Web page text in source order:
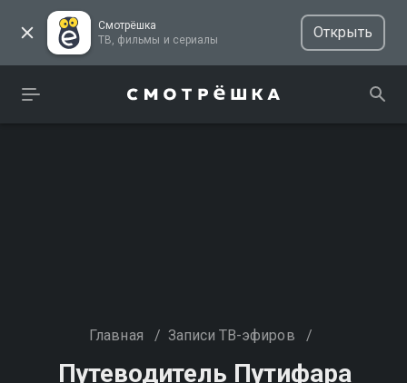
Смотрёшка
ТВ, фильмы и сериалы
Открыть
Главная / Записи ТВ-эфиров /
Путеводитель Путифара